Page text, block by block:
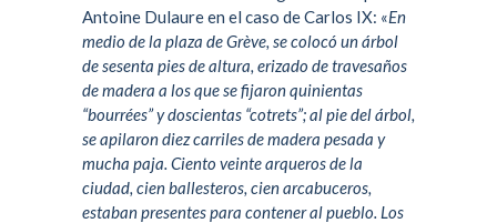
Antoine Dulaureen el caso deCarlos IX: «En
medio de la plaza de Grève, se colocó un árbol
de sesenta pies de altura, erizado de travesaños
de madera a los que se fijaron quinientas
“bourrées” y doscientas “cotrets”; al pie del árbol,
se apilaron diez carriles de madera pesada y
mucha paja. Ciento veinte arqueros de la
ciudad, cien ballesteros, cien arcabuceros,
estaban presentes para contener al pueblo. Los